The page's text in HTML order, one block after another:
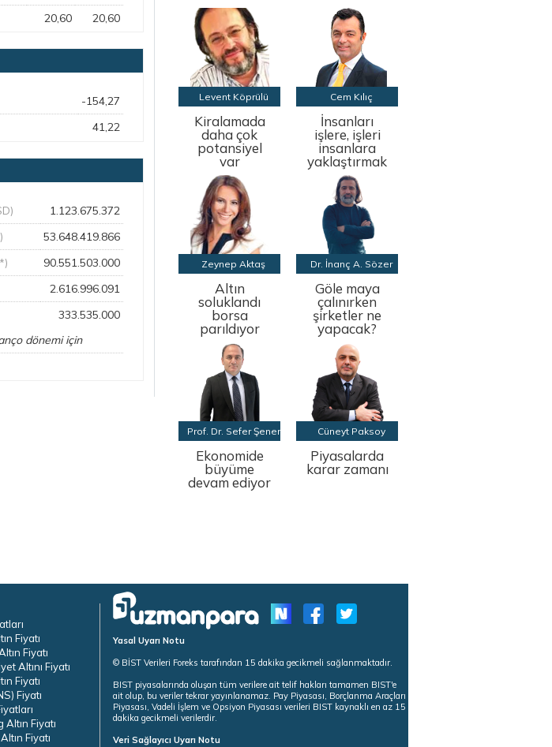
20,60 20,60
-154,27
41,22
1.123.675.372
53.648.419.866
90.551.503.000
2.616.996.091
333.535.000
dönemi için
Levent Köprülü
Kiralamada
daha çok
potansiyel
var
Cem Kılıç
İnsanları
işlere, işleri
insanlara
yaklaştırmak
Zeynep Aktaş
Altın
soluklandı
borsa
parıldıyor
Dr. İnanç A. Sözer
Göle maya
çalınırken
şirketler ne
yapacak?
Prof. Dr. Sefer Şener
Ekonomide
büyüme
devam ediyor
Cüneyt Paksoy
Piyasalarda
karar zamanı
Fiyatı
Fiyatı
Altını Fiyatı
Fiyatı
Fiyatı
Fiyatı
Fiyatı
Yasal Uyarı Notu
© BİST Verileri Foreks tarafından 15 dakika gecikmeli sağlanmaktadır.
BIST piyasalarında oluşan tüm verilere ait telif hakları tamamen BIST'e
ait olup, bu veriler tekrar yayınlanamaz. Pay Piyasası, Borçlanma Araçları
Piyasası, Vadeli İşlem ve Opsiyon Piyasası verileri BIST kaynaklı en az 15
dakika gecikmeli verilerdir.
Veri Sağlayıcı Uyarı Notu